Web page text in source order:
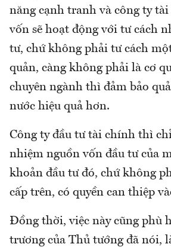
năng cạnh tranh và công ty
vốn sẽ hoạt động với tư cách
tư, chứ không phải tư cách
quản, càng không phải là cơ
chuyên ngành thì đảm bảo
nước hiệu quả hơn.
Công ty đầu tư tài chính thì
nhiệm nguồn vốn đầu tư của
khoản đầu tư đó, chứ không
cấp trên, có quyền can thiệp
Đồng thời, việc này cũng phù
trương của Thủ tướng đã nói,